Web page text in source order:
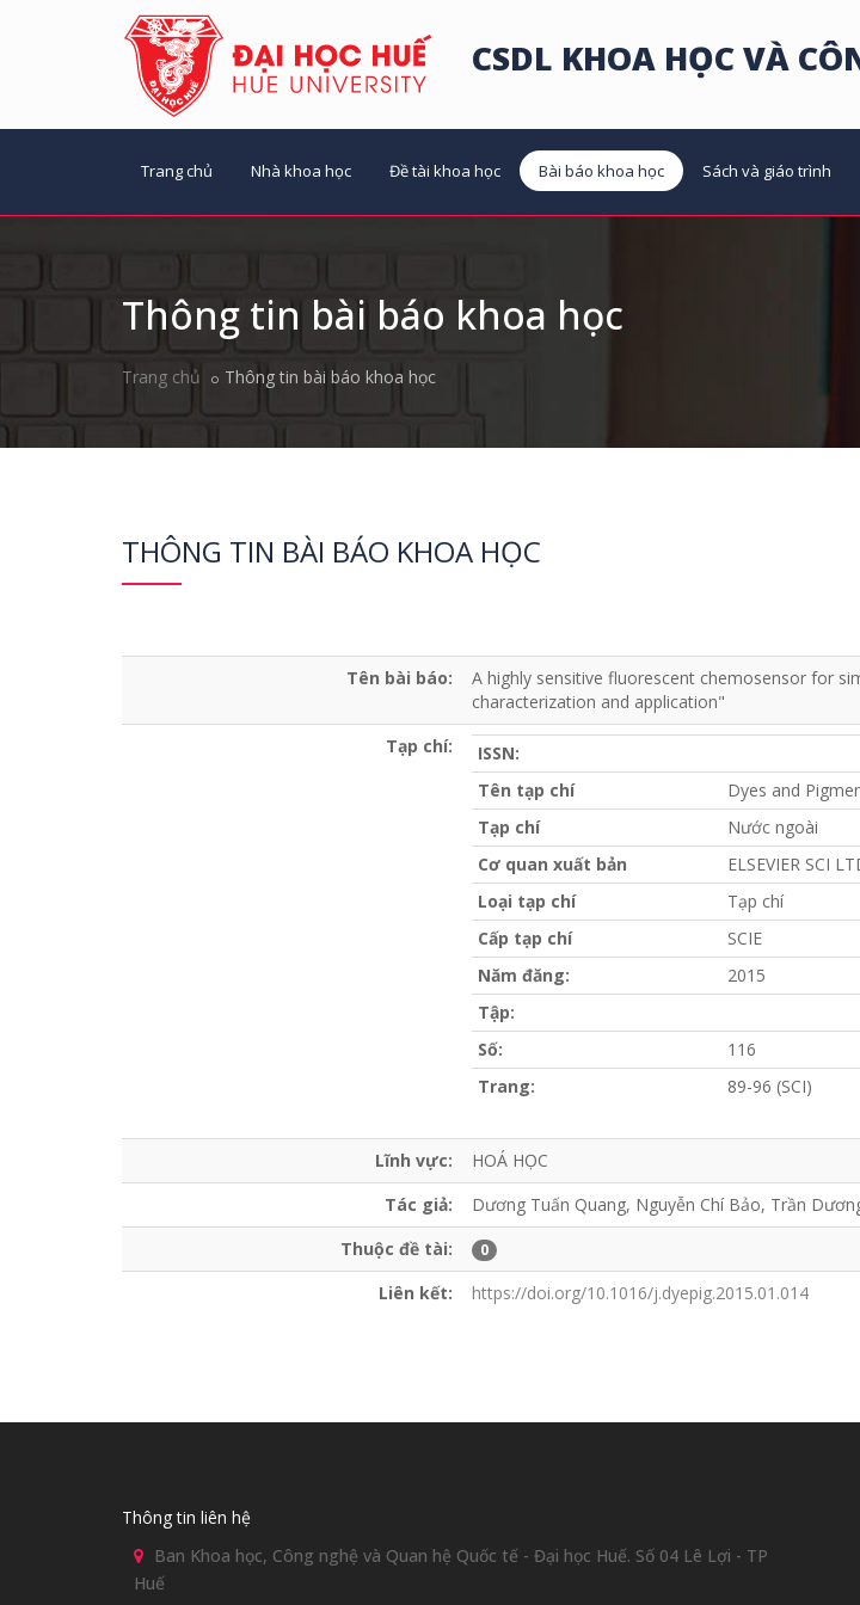
CSDL KHOA HỌC VÀ
Trang chủ Nhà khoa học Đề tài khoa học Bài báo khoa học Sách và giáo trình
Thông tin bài báo khoa học
Trang chủ Thông tin bài báo khoa học
THÔNG TIN BÀI BÁO KHOA HỌC
Tên bài báo:
A highly sensitive fluorescent chemosensor for
characterization and application"
Tạp chí:
ISSN:
Tên tạp chí
Dyes and
Tạp chí
Nước ngoài
Cơ quan xuất bản
ELSEVIER SCI
Loại tạp chí
Tạp chí
Cấp tạp chí
SCIE
Năm đăng:
2015
Tập:
Số:
116
Trang:
89-96 (SCI)
Lĩnh vực:
HOÁ HỌC
Tác giả:
Dương Tuấn Quang, Nguyễn Chí Bảo, Trần
Thuộc đề tài:
0
Liên kết: https://doi.org/10.1016/j.dyepig.2015.01.014
Thông tin liên hệ
Ban Khoa học, Công nghệ và Quan hệ Quốc tế - Đại học Huế. Số 04 Lê Lợi - TP
Huế